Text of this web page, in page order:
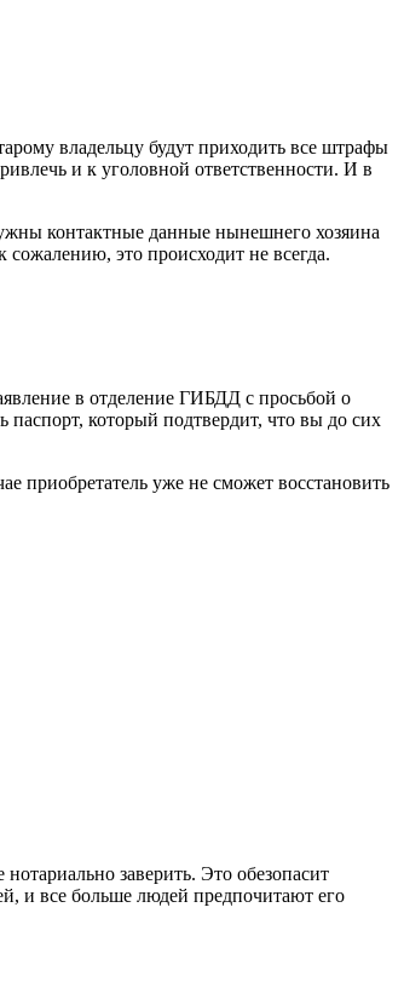
владельцу будут приходить все штрафы
и к уголовной ответственности. И в
контактные данные нынешнего хозяина
сожалению, это происходит не всегда.
в отделение ГИБДД с просьбой о
который подтвердит, что вы до сих
приобретатель уже не сможет восстановить
заверить. Это обезопасит
и все больше людей предпочитают его